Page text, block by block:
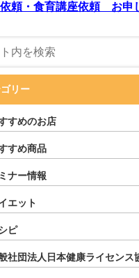
頼・食育講座依頼 お申
リー
すめのお店
すめ商品
ナー情報
エット
ピ
社団法人日本健康ライセンス